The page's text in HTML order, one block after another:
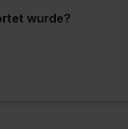
wurde?